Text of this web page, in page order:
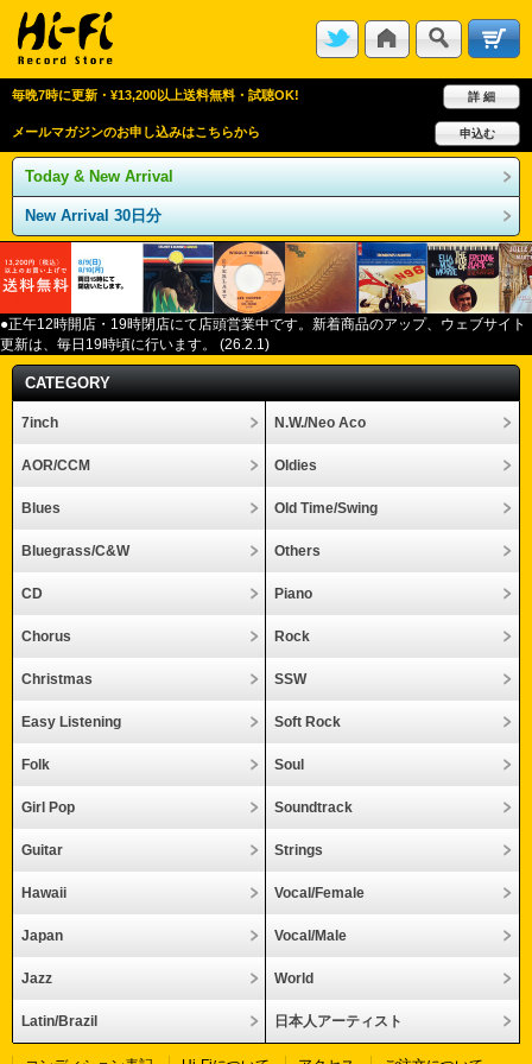
毎晩7時に更新・¥13,200以上送料無料・試聴OK! 詳 細
メールマガジンのお申し込みはこちらから 申込む
Today & New Arrival
New Arrival 30日分
●正午12時開店・ 19時閉店にて店頭営業中です。新着商品のアップ、ウェブサイト
更新は、毎日 19時頃に行います。 (26.2.1)
CATEGORY
7inch N.W./Neo Aco
AOR/CCM Oldies
Blues Old Time/Swing
Bluegrass/C&W Others
CD Piano
Chorus Rock
Christmas SSW
Easy Listening Soft Rock
Folk Soul
Girl Pop Soundtrack
Guitar Strings
Hawaii Vocal/Female
Japan Vocal/Male
Jazz World
Latin/Brazil 日本人アーティスト